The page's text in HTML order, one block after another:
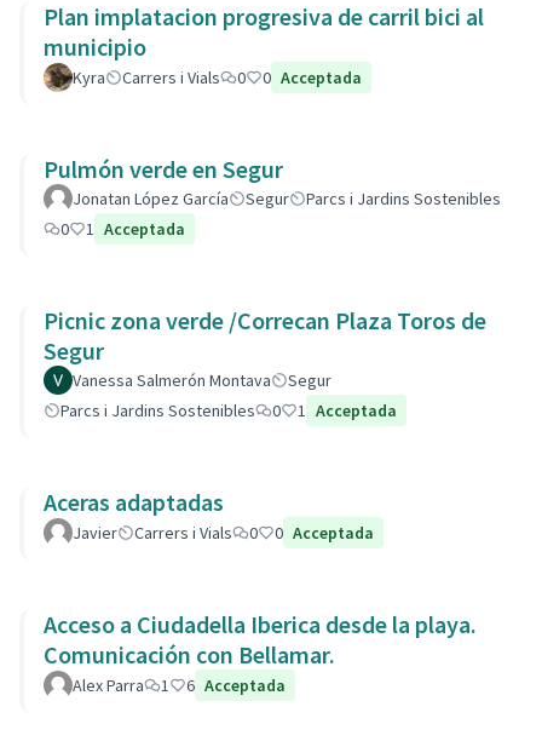
Plan implatacion progresiva de carril bici al
municipio
Kyra Carrers i Vials 0 0 Acceptada
Pulmón verde en Segur
Jonatan López García Segur
Parcs i Jardins Sostenibles
0
1 Acceptada
Picnic zona verde /Correcan Plaza Toros de
Segur
Vanessa Salmerón Montava
Segur
Parcs i Jardins Sostenibles
0 1 Acceptada
Aceras adaptadas
Javier Carrers i Vials 0 0 Acceptada
Acceso a Ciudadella Iberica desde la playa.
Comunicación con Bellamar.
Alex Parra 1 6 Acceptada